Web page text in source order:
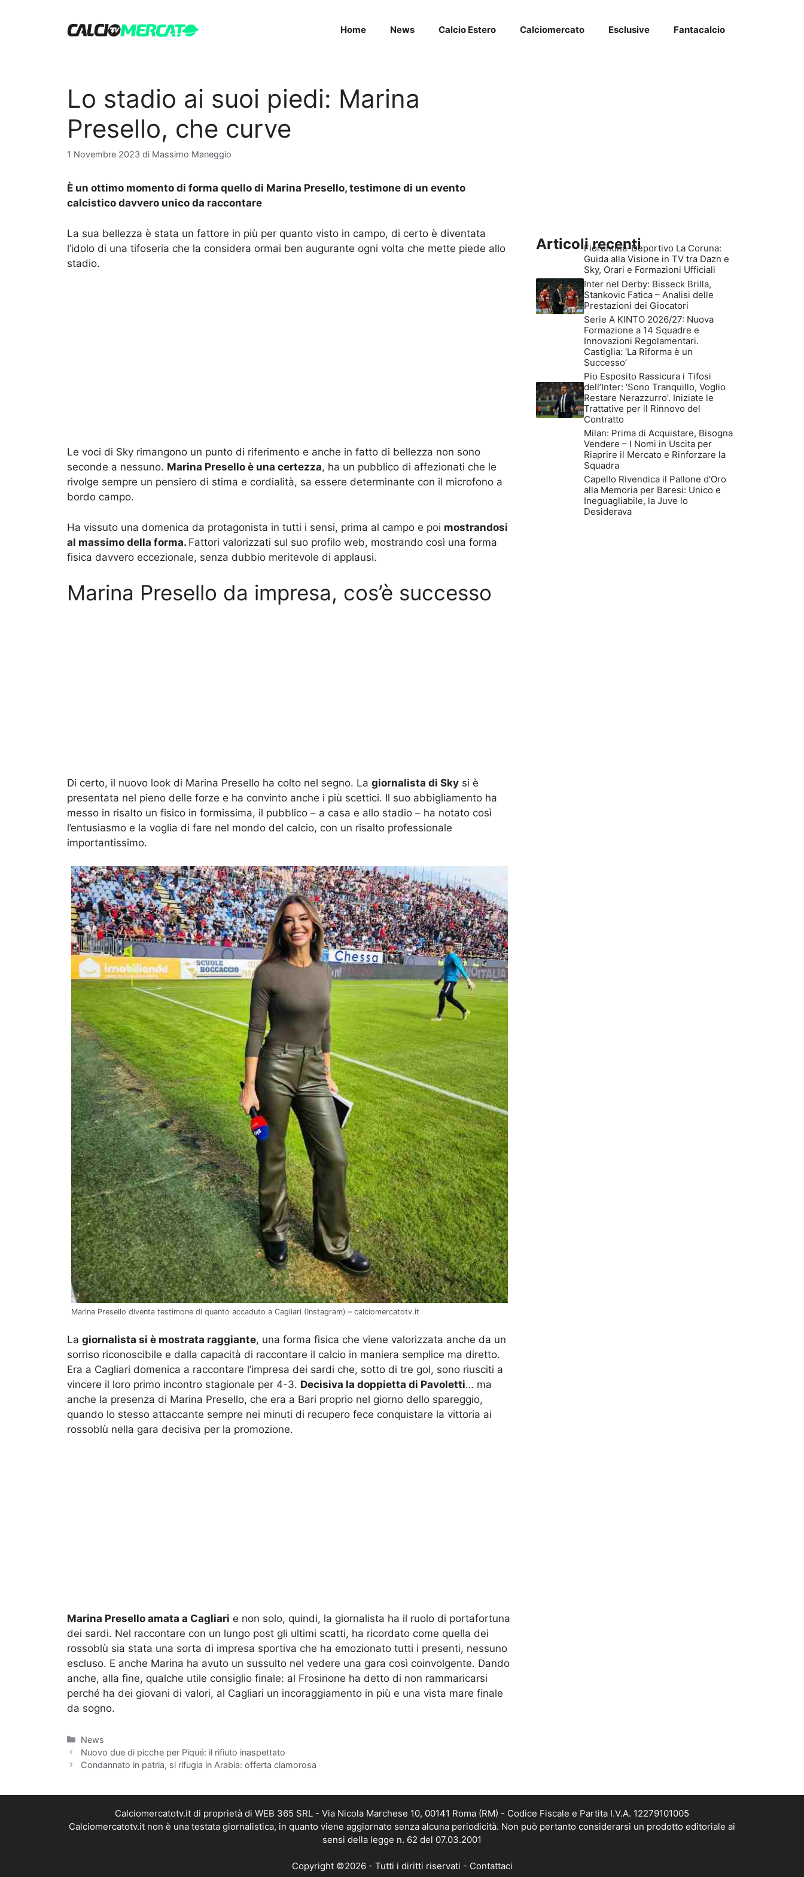
Home News Calcio Estero Calciomercato Esclusive Fantacalcio
Lo stadio ai suoi piedi: Marina
Presello, che curve
1 Novembre 2023 di Massimo Maneggio
È un ottimo momento di forma quello di Marina Presello, testimone di un evento
calcistico davvero unico da raccontare
La sua bellezza è stata un fattore in più per quanto visto in campo, di certo è diventata
l’idolo di una tifoseria che la considera ormai ben augurante ogni volta che mette piede allo
stadio.
Le voci di Sky rimangono un punto di riferimento e anche in fatto di bellezza non sono
seconde a nessuno. Marina Presello è una certezza, ha un pubblico di affezionati che le
rivolge sempre un pensiero di stima e cordialità, sa essere determinante con il microfono a
bordo campo.
Ha vissuto una domenica da protagonista in tutti i sensi, prima al campo e poi mostrandosi
al massimo della forma. Fattori valorizzati sul suo profilo web, mostrando così una forma
fisica davvero eccezionale, senza dubbio meritevole di applausi.
Marina Presello da impresa, cos’è successo
Di certo, il nuovo look di Marina Presello ha colto nel segno. La giornalista di Sky si è
presentata nel pieno delle forze e ha convinto anche i più scettici. Il suo abbigliamento ha
messo in risalto un fisico in formissima, il pubblico – a casa e allo stadio – ha notato così
l’entusiasmo e la voglia di fare nel mondo del calcio, con un risalto professionale
importantissimo.
Marina Presello diventa testimone di quanto accaduto a Cagliari (Instagram) – calciomercatotv.it
La giornalista si è mostrata raggiante, una forma fisica che viene valorizzata anche da un
sorriso riconoscibile e dalla capacità di raccontare il calcio in maniera semplice ma diretto.
Era a Cagliari domenica a raccontare l’impresa dei sardi che, sotto di tre gol, sono riusciti a
vincere il loro primo incontro stagionale per 4-3. Decisiva la doppietta di Pavoletti… ma
anche la presenza di Marina Presello, che era a Bari proprio nel giorno dello spareggio,
quando lo stesso attaccante sempre nei minuti di recupero fece conquistare la vittoria ai
rossoblù nella gara decisiva per la promozione.
Marina Presello amata a Cagliari e non solo, quindi, la giornalista ha il ruolo di portafortuna
dei sardi. Nel raccontare con un lungo post gli ultimi scatti, ha ricordato come quella dei
rossoblù sia stata una sorta di impresa sportiva che ha emozionato tutti i presenti, nessuno
escluso. E anche Marina ha avuto un sussulto nel vedere una gara così coinvolgente. Dando
anche, alla fine, qualche utile consiglio finale: al Frosinone ha detto di non rammaricarsi
perché ha dei giovani di valori, al Cagliari un incoraggiamento in più e una vista mare finale
da sogno.
Categorie
News
Nuovo due di picche per Piqué: il rifiuto inaspettato
Condannato in patria, si rifugia in Arabia: offerta clamorosa
Articoli recenti
Fiorentina-Deportivo La Coruna:
Guida alla Visione in TV tra Dazn e
Sky, Orari e Formazioni Ufficiali
Inter nel Derby: Bisseck Brilla,
Stankovic Fatica – Analisi delle
Prestazioni dei Giocatori
Serie A KINTO 2026/27: Nuova
Formazione a 14 Squadre e
Innovazioni Regolamentari.
Castiglia: ‘La Riforma è un
Successo’
Pio Esposito Rassicura i Tifosi
dell’Inter: ‘Sono Tranquillo, Voglio
Restare Nerazzurro’. Iniziate le
Trattative per il Rinnovo del
Contratto
Milan: Prima di Acquistare, Bisogna
Vendere – I Nomi in Uscita per
Riaprire il Mercato e Rinforzare la
Squadra
Capello Rivendica il Pallone d’Oro
alla Memoria per Baresi: Unico e
Ineguagliabile, la Juve lo
Desiderava
Calciomercatotv.it di proprietà di WEB 365 SRL - Via Nicola Marchese 10, 00141 Roma (RM) - Codice Fiscale e Partita I.V.A. 12279101005
Calciomercatotv.it non è una testata giornalistica, in quanto viene aggiornato senza alcuna periodicità. Non può pertanto considerarsi un prodotto editoriale ai
sensi della legge n. 62 del 07.03.2001
Copyright ©2026 - Tutti i diritti riservati - Contattaci